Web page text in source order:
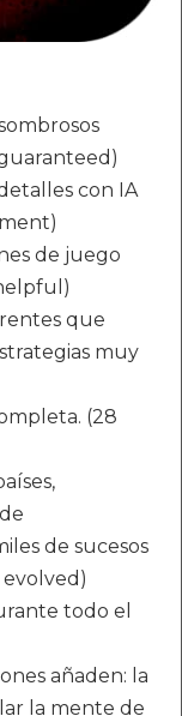
con IA
de juego
que
muy
(28
de sucesos
todo el
añaden: la
la mente de